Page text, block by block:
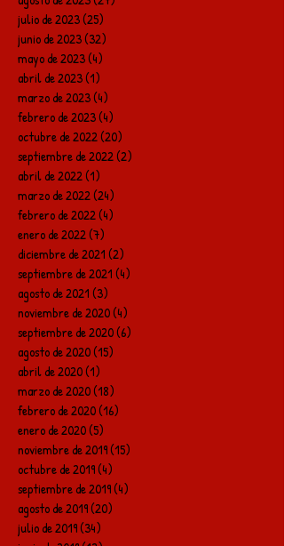
julio de 2023(25)
junio de 2023(32)
mayo de 2023(4)
abril de 2023(1)
marzo de 2023(4)
febrero de 2023(4)
octubre de 2022(20)
septiembre de 2022(2)
abril de 2022(1)
marzo de 2022(24)
febrero de 2022(4)
enero de 2022(7)
diciembre de 2021(2)
septiembre de 2021(4)
agosto de 2021(3)
noviembre de 2020(4)
septiembre de 2020(6)
agosto de 2020(15)
abril de 2020(1)
marzo de 2020(18)
febrero de 2020(16)
enero de 2020(5)
noviembre de 2019(15)
octubre de 2019(4)
septiembre de 2019(4)
agosto de 2019(20)
julio de 2019(34)